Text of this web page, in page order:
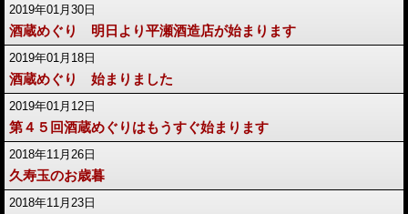
2019年01月30日
酒蔵めぐり 明日より平瀬酒造店が始まります
2019年01月18日
酒蔵めぐり 始まりました
2019年01月12日
第４５回酒蔵めぐりはもうすぐ始まります
2018年11月26日
久寿玉のお歳暮
2018年11月23日